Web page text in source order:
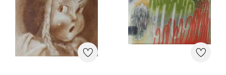
Kunstfonds, via Flutgraben e.V., Berlin